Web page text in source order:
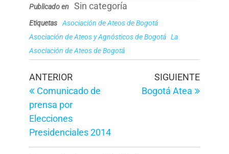
Publicado en Sin categoría
Etiquetas
Asociación de Ateos de Bogotá
Asociación de Ateos y Agnósticos de Bogotá La
Asociación de Ateos de Bogotá
Navegación
de
entradas
Entrada
anterior
ANTERIOR
Comunicado de
prensa por
Elecciones
Presidenciales 2014
SIGUIENTE
Bogotá Atea